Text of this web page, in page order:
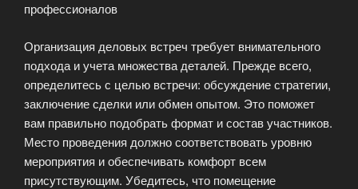
профессионалов
Организация деловых встреч требует внимательного
подхода и учета множества деталей. Прежде всего,
определитесь с целью встречи: обсуждение стратегии,
заключение сделки или обмен опытом. Это поможет
вам правильно подобрать формат и состав участников.
Место проведения должно соответствовать уровню
мероприятия и обеспечивать комфорт всем
присутствующим. Убедитесь, что помещение